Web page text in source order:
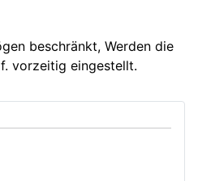
beschränkt, Werden die
vorzeitig eingestellt.